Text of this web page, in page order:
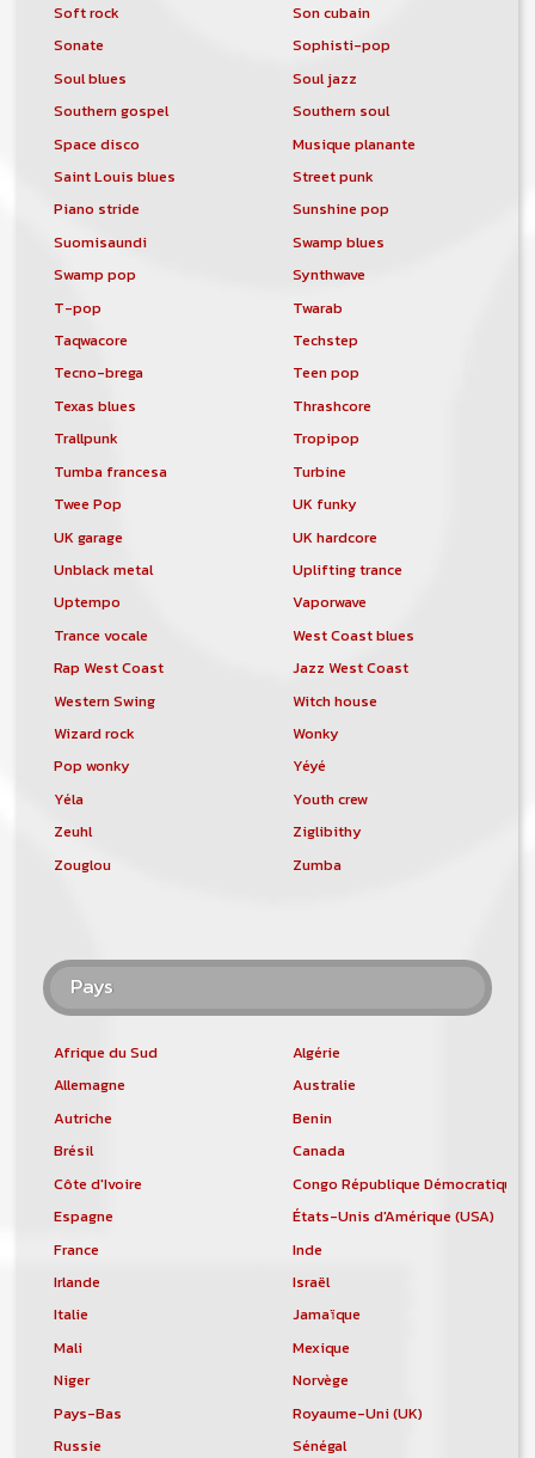
Soft rock
Son cubain
Sonate
Sophisti-pop
Soul blues
Soul jazz
Southern gospel
Southern soul
Space disco
Musique planante
Saint Louis blues
Street punk
Piano stride
Sunshine pop
Suomisaundi
Swamp blues
Swamp pop
Synthwave
T-pop
Twarab
Taqwacore
Techstep
Tecno-brega
Teen pop
Texas blues
Thrashcore
Trallpunk
Tropipop
Tumba francesa
Turbine
Twee Pop
UK funky
UK garage
UK hardcore
Unblack metal
Uplifting trance
Uptempo
Vaporwave
Trance vocale
West Coast blues
Rap West Coast
Jazz West Coast
Western Swing
Witch house
Wizard rock
Wonky
Pop wonky
Yéyé
Yéla
Youth crew
Zeuhl
Ziglibithy
Zouglou
Zumba
Pays
Afrique du Sud
Algérie
Allemagne
Australie
Autriche
Benin
Brésil
Canada
Côte d'Ivoire
Congo République Démocratique
Espagne
États-Unis d'Amérique (USA)
France
Inde
Irlande
Israël
Italie
Jamaïque
Mali
Mexique
Niger
Norvège
Pays-Bas
Royaume-Uni (UK)
Russie
Sénégal